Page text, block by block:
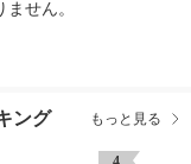
せん。
ング もっと見る